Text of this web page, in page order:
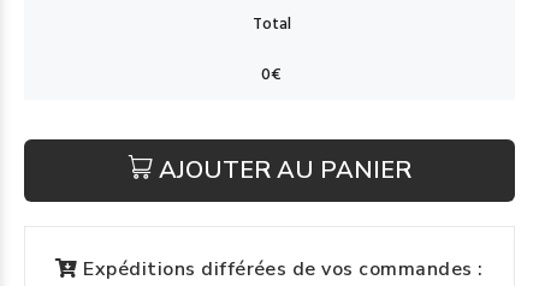
AJOUTER AU PANIER
Expéditions différées de vos commandes :